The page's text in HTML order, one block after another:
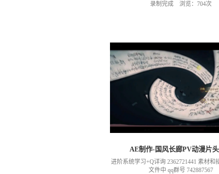
录制完成 浏览：704次
AE制作-国风长廊PV动漫片
进阶系统学习+Q详询 2362721441 素材和
文件中 qq群号 742887567